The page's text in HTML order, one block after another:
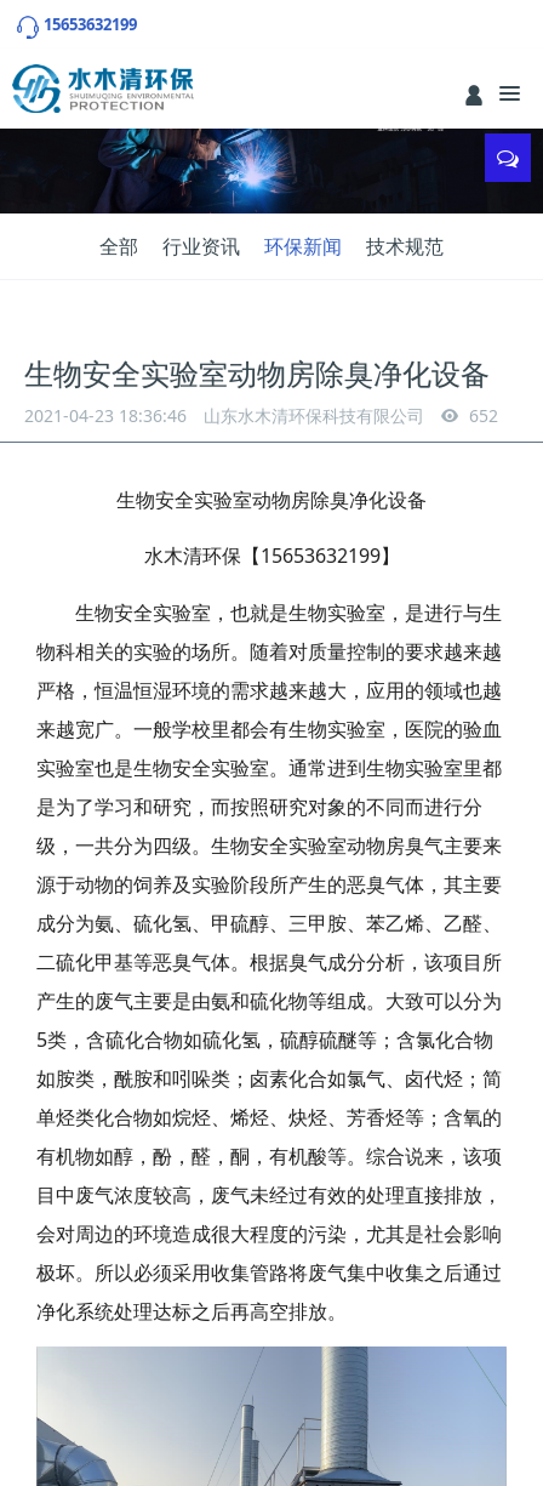
15653632199
全部 行业资讯 环保新闻 技术规范
生物安全实验室动物房除臭净化设备
2021-04-23 18:36:46 山东水木清环保科技有限公司 652
生物安全实验室动物房除臭净化设备
水木清环保【15653632199】
生物安全实验室，也就是生物实验室，是进行与生
物科相关的实验的场所。随着对质量控制的要求越来越
严格，恒温恒湿环境的需求越来越大，应用的领域也越
来越宽广。一般学校里都会有生物实验室，医院的验血
实验室也是生物安全实验室。通常进到生物实验室里都
是为了学习和研究，而按照研究对象的不同而进行分
级，一共分为四级。生物安全实验室动物房臭气主要来
源于动物的饲养及实验阶段所产生的恶臭气体，其主要
成分为氨、硫化氢、甲硫醇、三甲胺、苯乙烯、乙醛、
二硫化甲基等恶臭气体。根据臭气成分分析，该项目所
产生的废气主要是由氨和硫化物等组成。大致可以分为
5类，含硫化合物如硫化氢，硫醇硫醚等；含氯化合物
如胺类，酰胺和吲哚类；卤素化合如氯气、卤代烃；简
单烃类化合物如烷烃、烯烃、炔烃、芳香烃等；含氧的
有机物如醇，酚，醛，酮，有机酸等。综合说来，该项
目中废气浓度较高，废气未经过有效的处理直接排放，
会对周边的环境造成很大程度的污染，尤其是社会影响
极坏。所以必须采用收集管路将废气集中收集之后通过
净化系统处理达标之后再高空排放。